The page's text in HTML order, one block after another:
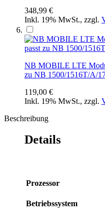
348,99 €
Inkl. 19% MwSt., zzgl.
NB MOBILE LTE
zu NB 1500/1516T/A/
119,00 €
Inkl. 19% MwSt., zzgl.
Beschreibung
Details
Prozessor
Betriebssystem